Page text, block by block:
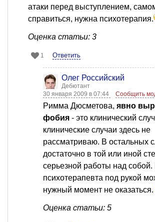
атаки перед выступлением,
справиться, нужна психотерапия.
Оценка статьи: 3
1 Ответить
Олег Российский
Дебютант
30 января 2009 в 07:44
Сообщить
Римма Дюсметова, явно
фобия - это клинический
клинические случаи здесь не
рассматриваю. В остальных
достаточно в той или иной
серьезной работы над собой.
психотерапевта под рукой
нужный момент не оказаться.
Оценка статьи: 5